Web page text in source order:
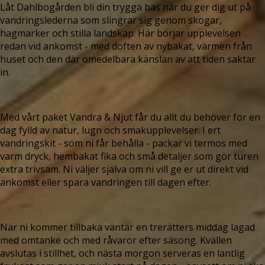
Låt Dahlbogården bli din trygga bas när du ger dig ut på
vandringslederna som slingrar sig genom skogar,
hagmarker och stilla landskap. Här börjar upplevelsen
redan vid ankomst - med doften av nybakat, värmen från
huset och den där omedelbara känslan av att tiden saktar
in.
Med vårt paket Vandra & Njut får du allt du behöver för en
dag fylld av natur, lugn och smakupplevelser. I ert
vandringskit - som ni får behålla - packar vi termos med
varm dryck, hembakat fika och små detaljer som gör turen
extra trivsam. Ni väljer själva om ni vill ge er ut direkt vid
ankomst eller spara vandringen till dagen efter.
När ni kommer tillbaka väntar en trerätters middag lagad
med omtanke och med råvaror efter säsong. Kvällen
avslutas i stillhet, och nästa morgon serveras en lantlig